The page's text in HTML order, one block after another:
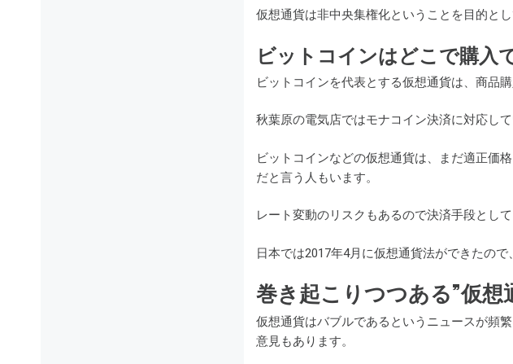
仮想通貨は非中央集権化ということを目的と
ビットコインはどこで購入
ビットコインを代表とする仮想通貨は、商品
秋葉原の電気店ではモナコイン決済に対応し
ビットコインなどの仮想通貨は、まだ適正価
だと言う人もいます。
レート変動のリスクもあるので決済手段とし
日本では2017年4月に仮想通貨法ができたの
巻き起こりつつある”仮想
仮想通貨はバブルであるというニュースが頻
意見もあります。